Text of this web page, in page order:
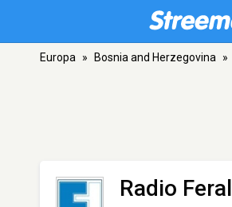
Europa » Bosnia and Herzegovina »
Radio Feral